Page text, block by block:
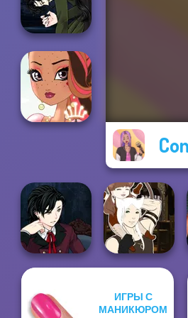
Barbie
Manga Creator
Vampire Hunter
P...
Fairy Tale High
Manga Creator
Vampire Hunter
P...
Manga Creator -
Fantasy World...
ИГРЫ С
МАНИКЮРОМ